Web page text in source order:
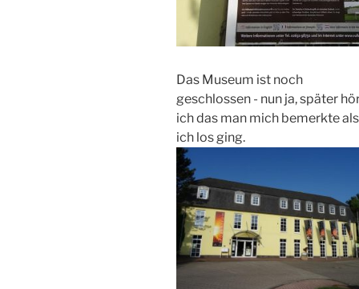
Das Museum ist noch
geschlossen - nun ja, später
ich das man mich bemerkte als
ich los ging.